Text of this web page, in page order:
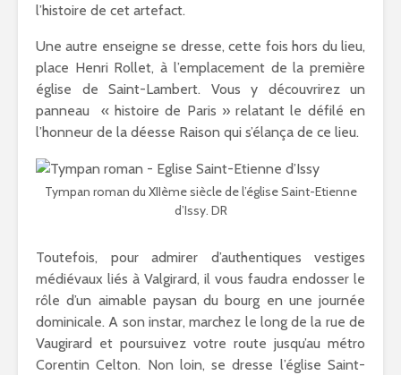
l’histoire de cet artefact.
Une autre enseigne se dresse, cette fois hors du lieu,
place Henri Rollet, à l’emplacement de la première
église de Saint-Lambert. Vous y découvrirez un
panneau « histoire de Paris » relatant le défilé en
l’honneur de la déesse Raison qui s’élança de ce lieu.
Tympan roman du XIIème siècle de l’église Saint-Etienne
d’Issy. DR
Toutefois, pour admirer d’authentiques vestiges
médiévaux liés à Valgirard, il vous faudra endosser le
rôle d’un aimable paysan du bourg en une journée
dominicale. A son instar, marchez le long de la rue de
Vaugirard et poursuivez votre route jusqu’au métro
Corentin Celton. Non loin, se dresse l’église Saint-